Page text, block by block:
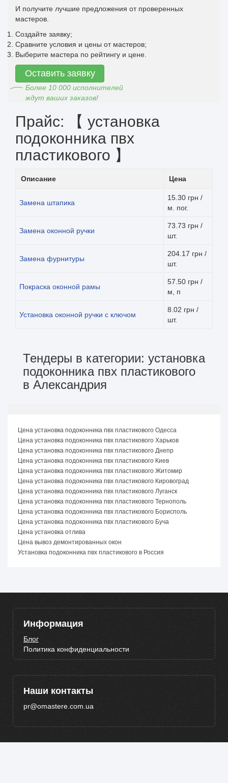
И получите лучшие предложения от проверенных
мастеров.
Создайте заявку;
Сравните условия и цены от мастеров;
Выберите мастера по рейтингу и цене.
Оставить заявку
Более 10 000 исполнителей
ждут ваших заказов!
Прайс: 【 установка
подоконника пвх
пластикового 】
Описание Цена
Замена штапика
15.30 грн /
м. пог.
Замена оконной ручки
73.73 грн /
шт.
Замена фурнитуры
204.17 грн /
шт.
Покраска оконной рамы
57.50 грн /
м, п
Установка оконной ручки с ключом
8.02 грн /
шт.
Тендеры в категории: установка
подоконника пвх пластикового
в Александрия
Цена установка подоконника пвх пластикового Одесса
Цена установка подоконника пвх пластикового Харьков
Цена установка подоконника пвх пластикового Днепр
Цена установка подоконника пвх пластикового Киев
Цена установка подоконника пвх пластикового Житомир
Цена установка подоконника пвх пластикового Кировоград
Цена установка подоконника пвх пластикового Луганск
Цена установка подоконника пвх пластикового Тернополь
Цена установка подоконника пвх пластикового Борисполь
Цена установка подоконника пвх пластикового Буча
Цена установка отлива
Цена вывоз демонтированных окон
Установка подоконника пвх пластикового в Россия
Информация
Блог
Политика конфиденциальности
Наши контакты
pr@omastere.com.ua